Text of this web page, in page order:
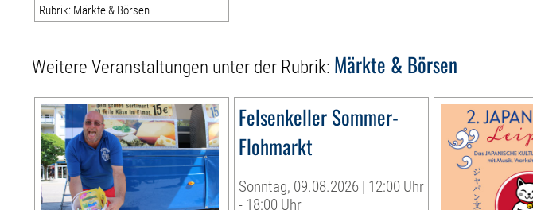
Rubrik: Märkte & Börsen
Weitere Veranstaltungen unter der Rubrik: Märkte & Börsen
Felsenkeller Sommer-
Flohmarkt
Sonntag, 09.08.2026 | 12:00 Uhr
- 18:00 Uhr